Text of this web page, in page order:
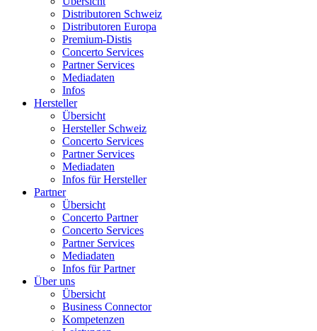
Distributoren Schweiz
Distributoren Europa
Premium-Distis
Concerto Services
Partner Services
Mediadaten
Infos
Hersteller
Übersicht
Hersteller Schweiz
Concerto Services
Partner Services
Mediadaten
Infos für Hersteller
Partner
Übersicht
Concerto Partner
Concerto Services
Partner Services
Mediadaten
Infos für Partner
Über uns
Übersicht
Business Connector
Kompetenzen